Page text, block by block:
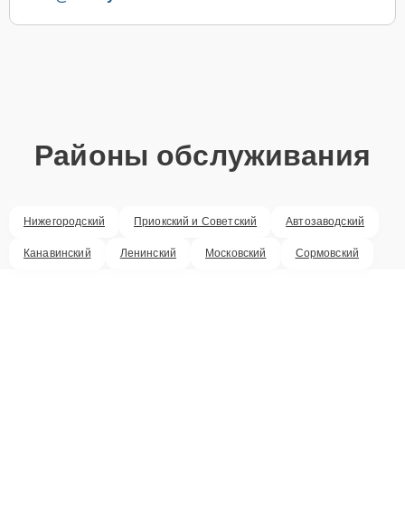
Районы обслуживания
Нижегородский Приокский и Советский Автозаводский
Канавинский Ленинский Московский Сормовский